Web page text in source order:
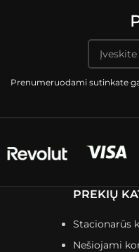
Prenumeruodami sutinkate
PREKIŲ
Stacionarūs
Nešiojami